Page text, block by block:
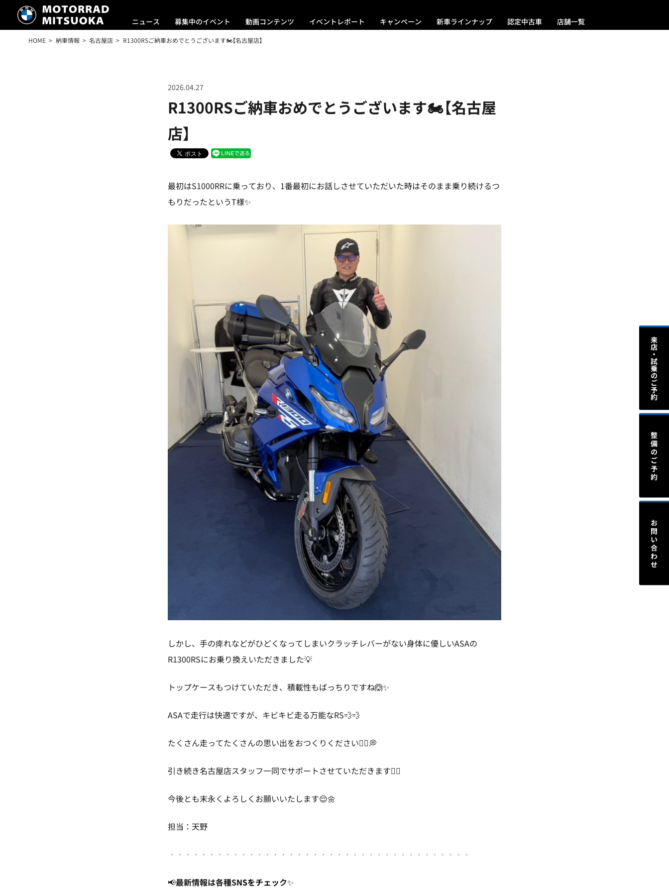
ニュース 募集中のイベント 動画コンテンツ イベントレポート キャンペーン 新車ラインナップ 認定中古車 店舗一覧
HOME 納車情報 名古屋店 R1300RSご納車おめでとうございます🏍【名古屋店】
R1300RSご納車おめでとうございます🏍【名古屋
店】
2026.04.27
最初はS1000RRに乗っており、1番最初にお話しさせていただいた時はそのまま乗り続けるつ
もりだったというT様✨
しかし、手の痺れなどがひどくなってしまいクラッチレバーがない身体に優しいASAの
R1300RSにお乗り換えいただきました💡
トップケースもつけていただき、積載性もばっちりですね🙆✨
ASAで走行は快適ですが、キビキビ走る万能なRS💨💨
たくさん走ってたくさんの思い出をおつくりください🙂‍↕️💭
引き続き名古屋店スタッフ一同でサポートさせていただきます❤️‍🔥
今後とも末永くよろしくお願いいたします😌🌼
担当：天野
・・・・・・・・・・・・・・・・・・・・・・・・・・・・・・・・・・・・・・
📢最新情報は各種SNSをチェック✨